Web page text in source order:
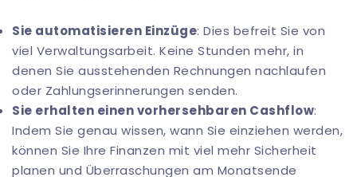
Sie automatisieren Einzüge: Dies befreit Sie von
viel Verwaltungsarbeit. Keine Stunden mehr, in
denen Sie ausstehenden Rechnungen nachlaufen
oder Zahlungserinnerungen senden.
Sie erhalten einen vorhersehbaren Cashflow:
Indem Sie genau wissen, wann Sie einziehen werden,
können Sie Ihre Finanzen mit viel mehr Sicherheit
planen und Überraschungen am Monatsende